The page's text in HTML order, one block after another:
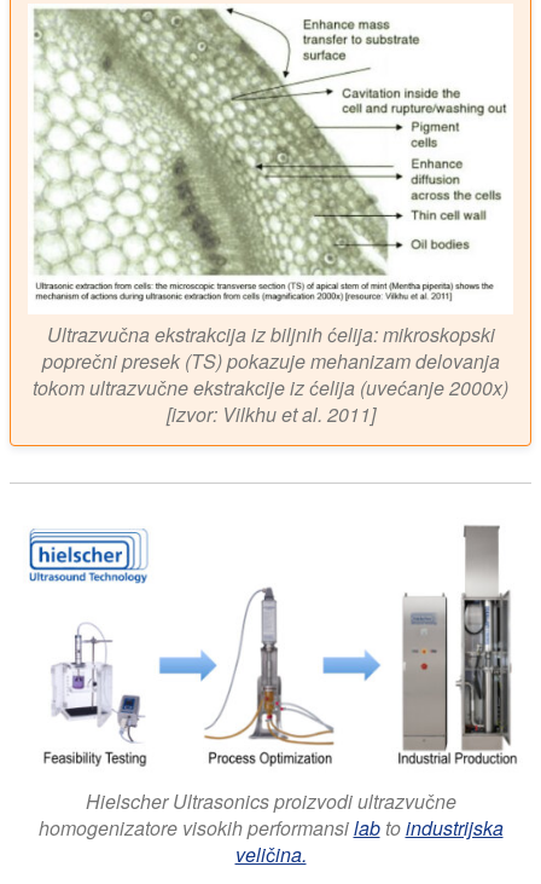
Ultrazvučna ekstrakcija iz biljnih ćelija: mikroskopski
poprečni presek (TS) pokazuje mehanizam delovanja
tokom ultrazvučne ekstrakcije iz ćelija (uvećanje 2000x)
[izvor: Vilkhu et al. 2011]
Hielscher Ultrasonics proizvodi ultrazvučne
homogenizatore visokih performansilabtoindustrijska
veličina.